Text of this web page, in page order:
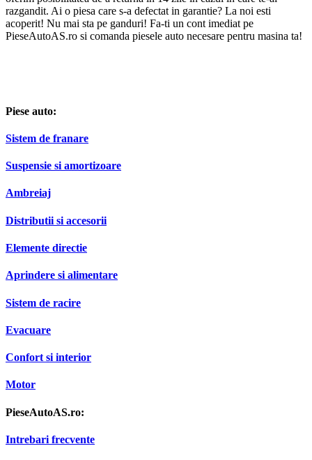
razgandit. Ai o piesa care s-a defectat in garantie? La noi esti
acoperit! Nu mai sta pe ganduri! Fa-ti un cont imediat pe
PieseAutoAS.ro si comanda piesele auto necesare pentru masina ta!
Piese auto:
Sistem de franare
Suspensie si amortizoare
Ambreiaj
Distributii si accesorii
Elemente directie
Aprindere si alimentare
Sistem de racire
Evacuare
Confort si interior
Motor
PieseAutoAS.ro:
Intrebari frecvente